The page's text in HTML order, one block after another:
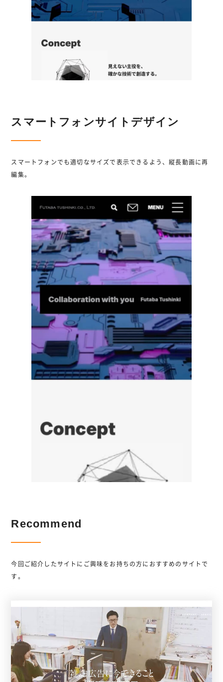
スマートフォンサイトデザイン
スマートフォンでも適切なサイズで表示できるよう、縦長動画に再
編集。
Recommend
今回ご紹介したサイトにご興味をお持ちの方におすすめのサイトで
す。